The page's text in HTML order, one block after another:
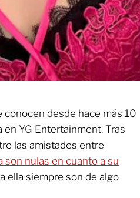
conocen desde hace más 10
YG Entertainment. Tras
las amistades entre
son nulas en cuanto a su
ella siempre son de algo